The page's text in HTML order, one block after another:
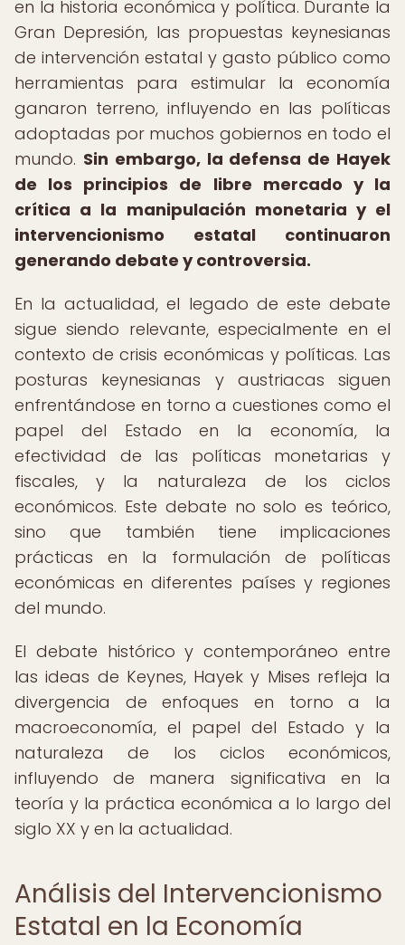
en la historia económica y política. Durante la
Gran Depresión, las propuestas keynesianas
de intervención estatal y gasto público como
herramientas para estimular la economía
ganaron terreno, influyendo en las políticas
adoptadas por muchos gobiernos en todo el
mundo. Sin embargo, la defensa de Hayek
de los principios de libre mercado y la
crítica a la manipulación monetaria y el
intervencionismo estatal continuaron
generando debate y controversia.
En la actualidad, el legado de este debate
sigue siendo relevante, especialmente en el
contexto de crisis económicas y políticas. Las
posturas keynesianas y austriacas siguen
enfrentándose en torno a cuestiones como el
papel del Estado en la economía, la
efectividad de las políticas monetarias y
fiscales, y la naturaleza de los ciclos
económicos. Este debate no solo es teórico,
sino que también tiene implicaciones
prácticas en la formulación de políticas
económicas en diferentes países y regiones
del mundo.
El debate histórico y contemporáneo entre
las ideas de Keynes, Hayek y Mises refleja la
divergencia de enfoques en torno a la
macroeconomía, el papel del Estado y la
naturaleza de los ciclos económicos,
influyendo de manera significativa en la
teoría y la práctica económica a lo largo del
siglo XX y en la actualidad.
Análisis del Intervencionismo
Estatal en la Economía